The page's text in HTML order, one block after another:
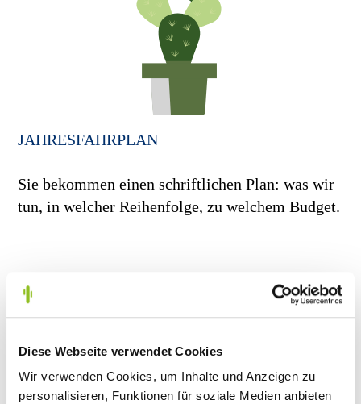
Diese Webseite verwendet Cookies
Wir verwenden Cookies, um Inhalte und Anzeigen zu
personalisieren, Funktionen für soziale Medien anbieten
JAHRESFAHRPLAN
Sie bekommen einen schriftlichen Plan: was wir
tun, in welcher Reihenfolge, zu welchem Budget.